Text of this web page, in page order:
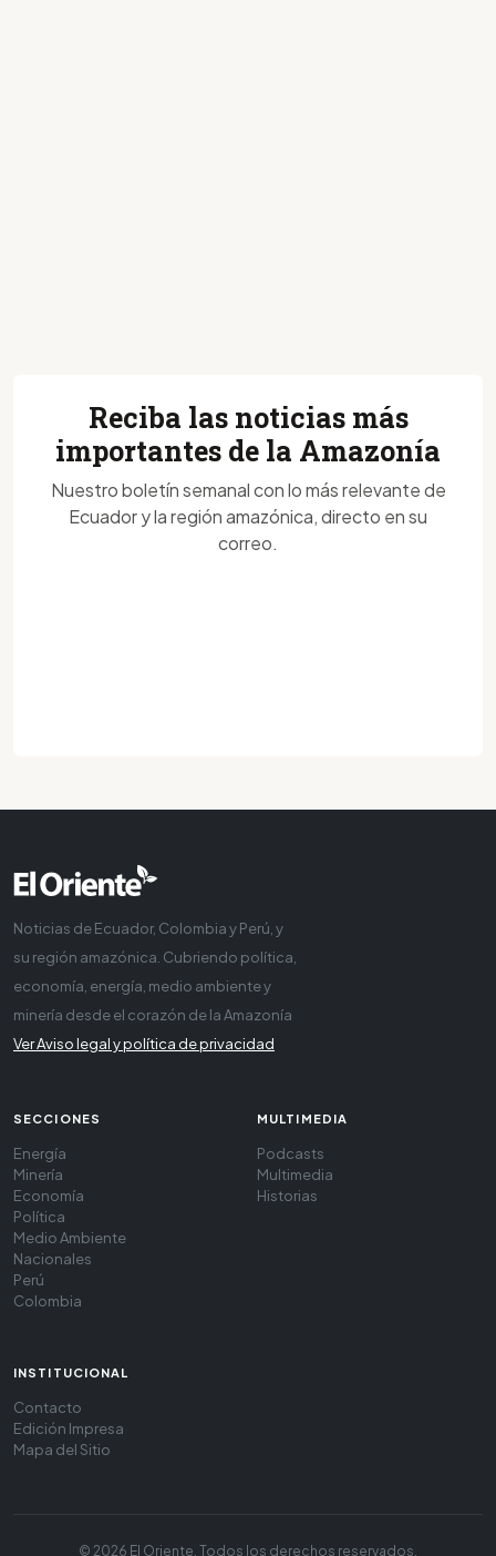
Reciba las noticias más
importantes de la Amazonía
Nuestro boletín semanal con lo más relevante de
Ecuador y la región amazónica, directo en su
correo.
Noticias de Ecuador, Colombia y Perú, y
su región amazónica. Cubriendo política,
economía, energía, medio ambiente y
minería desde el corazón de la Amazonía
Ver Aviso legal y política de privacidad
SECCIONES
Energía
Minería
Economía
Política
Medio Ambiente
Nacionales
Perú
Colombia
MULTIMEDIA
Podcasts
Multimedia
Historias
INSTITUCIONAL
Contacto
Edición Impresa
Mapa del Sitio
© 2026 El Oriente. Todos los derechos reservados.